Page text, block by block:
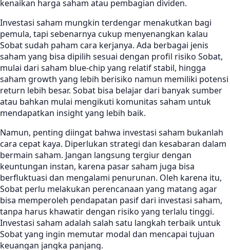
kenaikan harga saham atau pembagian dividen.
Investasi saham mungkin terdengar menakutkan bagi
pemula, tapi sebenarnya cukup menyenangkan kalau
Sobat sudah paham cara kerjanya. Ada berbagai jenis
saham yang bisa dipilih sesuai dengan profil risiko Sobat,
mulai dari saham blue-chip yang relatif stabil, hingga
saham growth yang lebih berisiko namun memiliki potensi
return lebih besar. Sobat bisa belajar dari banyak sumber
atau bahkan mulai mengikuti komunitas saham untuk
mendapatkan insight yang lebih baik.
Namun, penting diingat bahwa investasi saham bukanlah
cara cepat kaya. Diperlukan strategi dan kesabaran dalam
bermain saham. Jangan langsung tergiur dengan
keuntungan instan, karena pasar saham juga bisa
berfluktuasi dan mengalami penurunan. Oleh karena itu,
Sobat perlu melakukan perencanaan yang matang agar
bisa memperoleh pendapatan pasif dari investasi saham,
tanpa harus khawatir dengan risiko yang terlalu tinggi.
Investasi saham adalah salah satu langkah terbaik untuk
Sobat yang ingin memutar modal dan mencapai tujuan
keuangan jangka panjang.